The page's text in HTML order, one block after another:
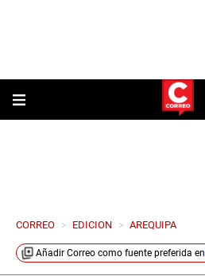
CORREO > EDICION > AREQUIPA
Añadir Correo como fuente preferida en